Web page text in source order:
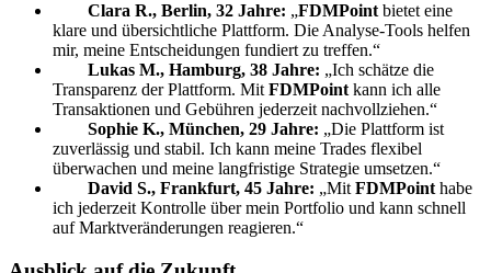
Clara R., Berlin, 32 Jahre: „FDMPoint bietet eine
klare und übersichtliche Plattform. Die Analyse-Tools helfen
mir, meine Entscheidungen fundiert zu treffen.“
Lukas M., Hamburg, 38 Jahre: „Ich schätze die
Transparenz der Plattform. Mit FDMPoint kann ich alle
Transaktionen und Gebühren jederzeit nachvollziehen.“
Sophie K., München, 29 Jahre: „Die Plattform ist
zuverlässig und stabil. Ich kann meine Trades flexibel
überwachen und meine langfristige Strategie umsetzen.“
David S., Frankfurt, 45 Jahre: „Mit FDMPoint habe
ich jederzeit Kontrolle über mein Portfolio und kann schnell
auf Marktveränderungen reagieren.“